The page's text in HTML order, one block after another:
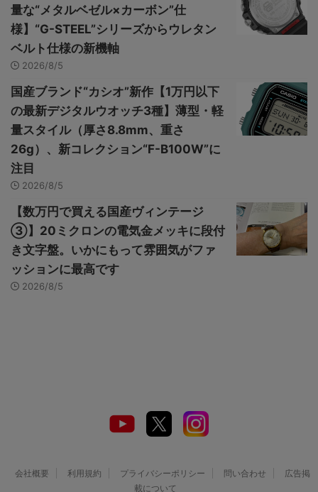
量な“メタルベゼル×カーボン”仕
様】“G-STEEL”シリーズからウレタン
ベルト仕様の新機軸
2026/8/5
国産ブランド“カシオ”新作【1万円以下
の最新デジタルウオッチ3種】薄型・軽
量スタイル（厚さ8.8mm、重さ
26g）、新コレクション“F-B100W”に
注目
2026/8/5
【数万円で買える国産ヴィンテージ
③】20ミクロンの電気金メッキに段付
き文字盤。いかにもって雰囲気がファ
ッションに最高です
2026/8/5
会社概要 利用規約 プライバシーポリシー 問い合わせ
広告掲
載について